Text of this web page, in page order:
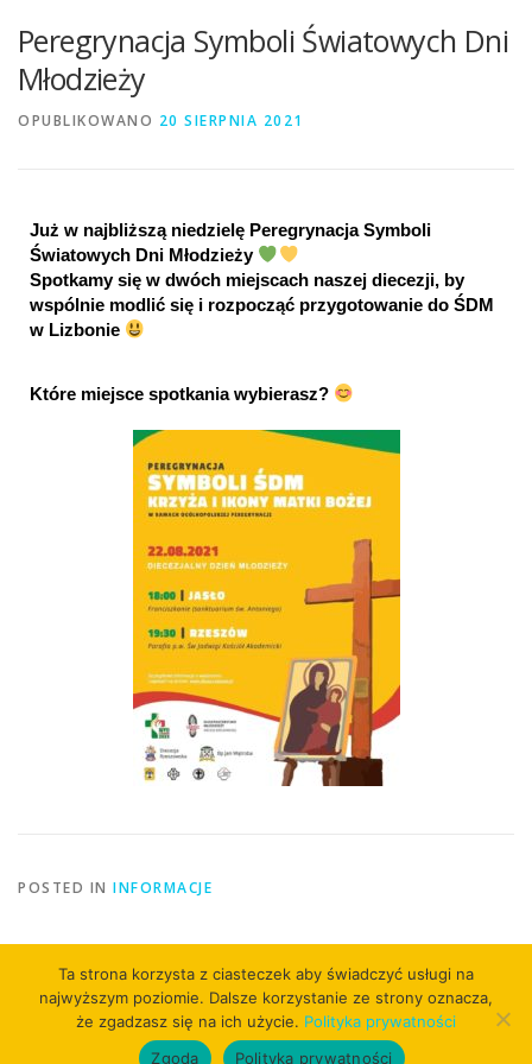
Peregrynacja Symboli Światowych Dni
Młodzieży
OPUBLIKOWANO 20 SIERPNIA 2021
Już w najbliższą niedzielę Peregrynacja Symboli
Światowych Dni Młodzieży
Spotkamy się w dwóch miejscach naszej diecezji, by
wspólnie modlić się i rozpocząć przygotowanie do ŚDM
w Lizbonie
Które miejsce spotkania wybierasz?
POSTED IN INFORMACJE
Copyright © 2026
Ta strona korzysta z ciasteczek aby świadczyć usługi na
najwyższym poziomie. Dalsze korzystanie ze strony oznacza,
że zgadzasz się na ich użycie. Polityka prywatności
Zgoda
Polityka prywatności